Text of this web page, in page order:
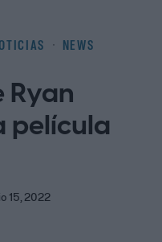
NEWS
Ryan
película
15, 2022